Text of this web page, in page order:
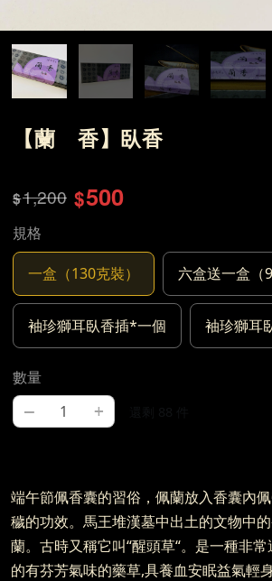
【蘭 香】臥香
$1,200 $500
規格
一盒（130克裝） 六盒送一盒（
袖珍獅耳臥香插*一個 袖珍獅耳
數量
– +
端午節佩香囊的習俗，佩蘭放入香囊內
穢的功效。馬王堆漢墓中出土的文物中
蘭。古時又稱它叫“醒頭草“。是一種非
的有芬芳氣味的藥草,具養血安眠益氣輕